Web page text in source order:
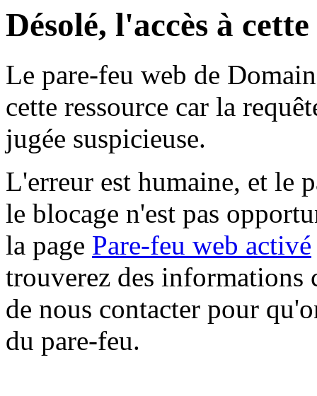
Désolé, l'accès à
Le pare-feu web de
cette ressource car la
jugée suspicieuse.
L'erreur est humaine, et le
le blocage n'est pas
la page Pare-feu web activé
trouverez des informations
de nous contacter pour
du pare-feu.